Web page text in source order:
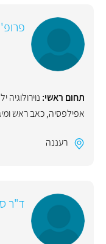
תחום ראשי: נוירולוגיה
אפילפסיה,כאב ראש
רעננה
ד"ר